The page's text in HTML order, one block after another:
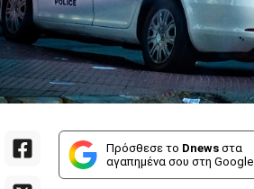
Πρόσθεσε το Dnews στα
αγαπημένα σου στη Google